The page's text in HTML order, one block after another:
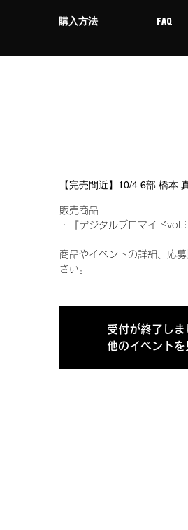
購入方法 FAQ
【完売間近】10/4 6部 橋本
販売商品
・『デジタルブロマイド
商品やイベントの詳細、応
さい。
受付が終了しま
他のイベントを